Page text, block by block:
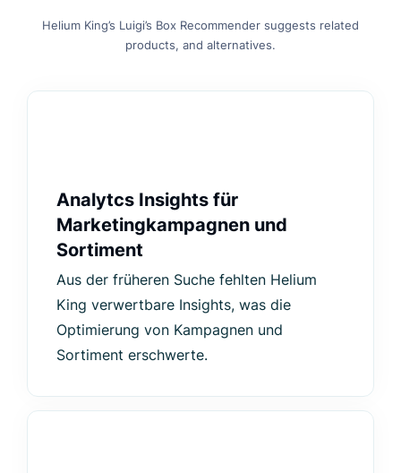
Helium King’s Luigi’s Box Recommender suggests related
products, and alternatives.
Analytcs Insights für
Marketingkampagnen und
Sortiment
Aus der früheren Suche fehlten Helium
King verwertbare Insights, was die
Optimierung von Kampagnen und
Sortiment erschwerte.